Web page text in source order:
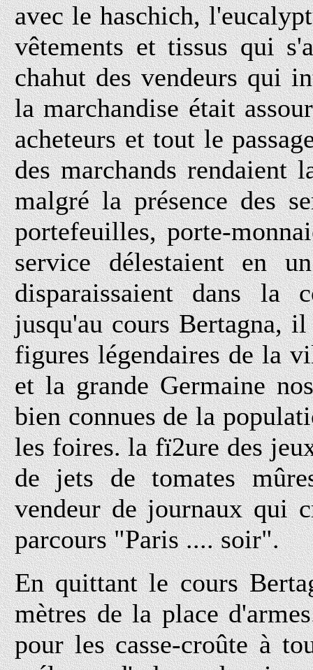
avec le haschich,
vêtements et tissus qui
chahut des vendeurs qui
la marchandise était
acheteurs et tout le
des marchands
malgré la présence des
portefeuilles, porte-
service délestaient en
disparaissaient dans la
jusqu'au cours Bertagna,
figures légendaires de la
et la grande Germaine
bien connues de la
les foires. la fï2ure des
de jets de tomates
vendeur de journaux qui
parcours "Paris .... soir".
En quittant le cours
mètres de la place
pour les casse-croûte à